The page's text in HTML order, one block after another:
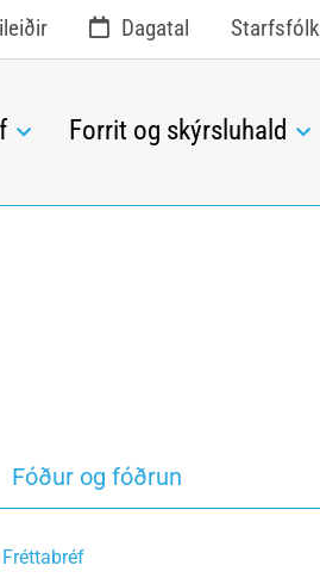
Forrit og skýrsluhald
Dagatal Starfsfólk
Fóður og fóðrun
Fréttabréf